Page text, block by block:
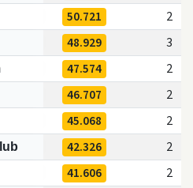
50.721
2
48.929
3
47.574
2
46.707
2
45.068
2
42.326
2
41.606
2